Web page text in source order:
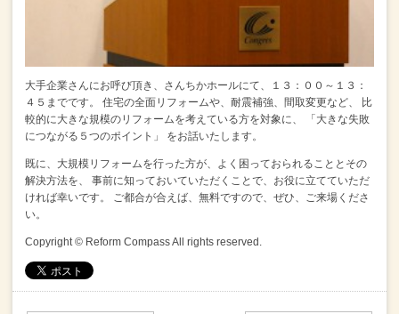
大手企業さんにお呼び頂き、さんちかホールにて、１３：００～１３：
４５までです。
住宅の全面リフォームや、耐震補強、間取変更など、
比
較的に大きな規模のリフォームを考えている方を対象に、
「大きな失敗
につながる５つのポイント」
をお話いたします。
既に、大規模リフォームを行った方が、よく困っておられることとその
解決方法を、
事前に知っておいていただくことで、お役に立てていただ
ければ幸いです。
ご都合が合えば、無料ですので、ぜひ、ご来場くださ
い。
Copyright © Reform Compass All rights reserved.